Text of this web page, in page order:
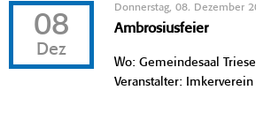
08
Dez
Donnerstag, 08. Dezember
Ambrosiusfeier
Wo: Gemeindesaal
Veranstalter: Imkerverein